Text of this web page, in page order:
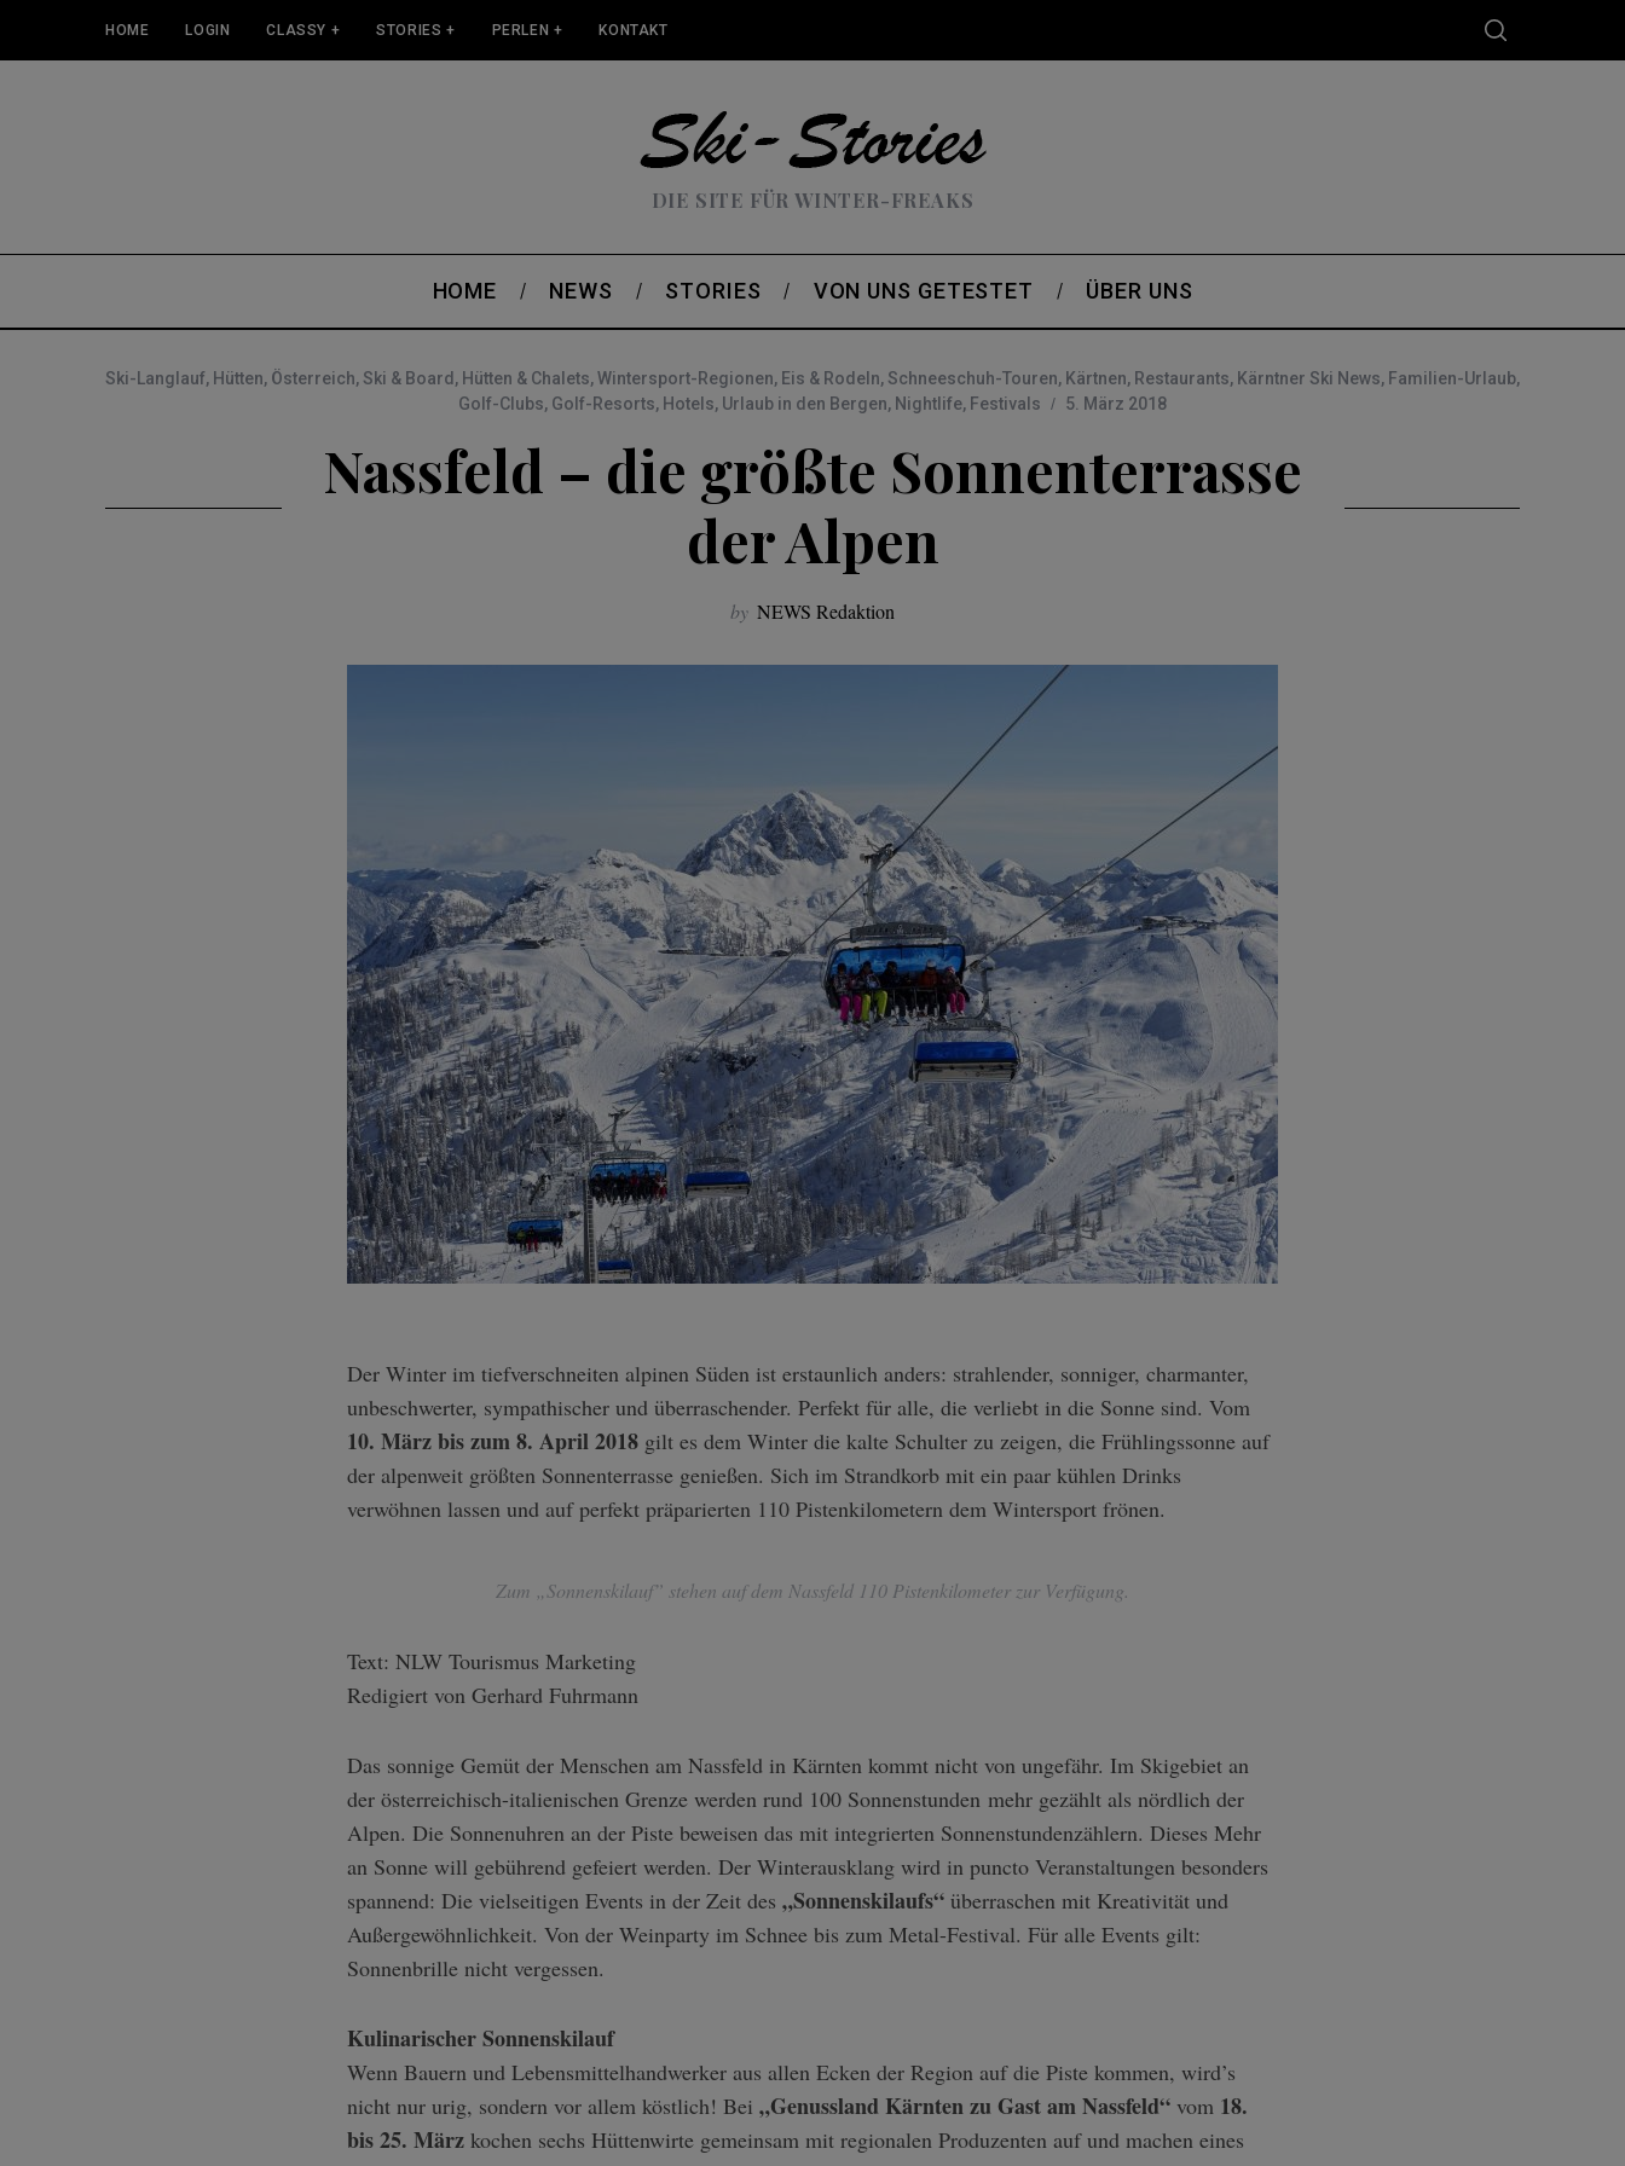
HOME LOGIN CLASSY + STORIES + PERLEN + KONTAKT
DIE SITE FÜR WINTER-FREAKS
HOME NEWS STORIES VON UNS GETESTET ÜBER UNS
Ski-Langlauf, Hütten, Österreich, Ski & Board , Hütten & Chalets,Wintersport-Regionen, Eis & Rodeln, Schneeschuh-Touren, Kärtnen, Restaurants, Kärntner Ski News, Familien-Urlaub,
Golf-Clubs, Golf-Resorts, Hotels, Urlaub in den Bergen, Nightlife, Festivals 5. März 2018
Nassfeld – die größte Sonnenterrasse
der Alpen
by NEWS Redaktion
Der Winter im tiefverschneiten alpinen Süden ist erstaunlich anders: strahlender, sonniger, charmanter,
unbeschwerter, sympathischer und überraschender. Perfekt für alle, die verliebt in die Sonne sind. Vom
10. März bis zum 8. April 2018 gilt es dem Winter die kalte Schulter zu zeigen, die Frühlingssonne auf
der alpenweit größten Sonnenterrasse genießen. Sich im Strandkorb mit ein paar kühlen Drinks
verwöhnen lassen und auf perfekt präparierten 110 Pistenkilometern dem Wintersport frönen.
Zum „Sonnenskilauf” stehen auf dem Nassfeld 110 Pistenkilometer zur Verfügung.
Text: NLW Tourismus Marketing
Redigiert von Gerhard Fuhrmann
Das sonnige Gemüt der Menschen am Nassfeld in Kärnten kommt nicht von ungefähr. Im Skigebiet an
der österreichisch-italienischen Grenze werden rund 100 Sonnenstunden mehr gezählt als nördlich der
Alpen. Die Sonnenuhren an der Piste beweisen das mit integrierten Sonnenstundenzählern. Dieses Mehr
an Sonne will gebührend gefeiert werden. Der Winterausklang wird in puncto Veranstaltungen besonders
spannend: Die vielseitigen Events in der Zeit des „Sonnenskilaufs“ überraschen mit Kreativität und
Außergewöhnlichkeit. Von der Weinparty im Schnee bis zum Metal-Festival. Für alle Events gilt:
Sonnenbrille nicht vergessen.
Kulinarischer Sonnenskilauf
Wenn Bauern und Lebensmittelhandwerker aus allen Ecken der Region auf die Piste kommen, wird’s
nicht nur urig, sondern vor allem köstlich! Bei „Genussland Kärnten zu Gast am Nassfeld“ vom 18.
bis 25. März kochen sechs Hüttenwirte gemeinsam mit regionalen Produzenten auf und machen eines